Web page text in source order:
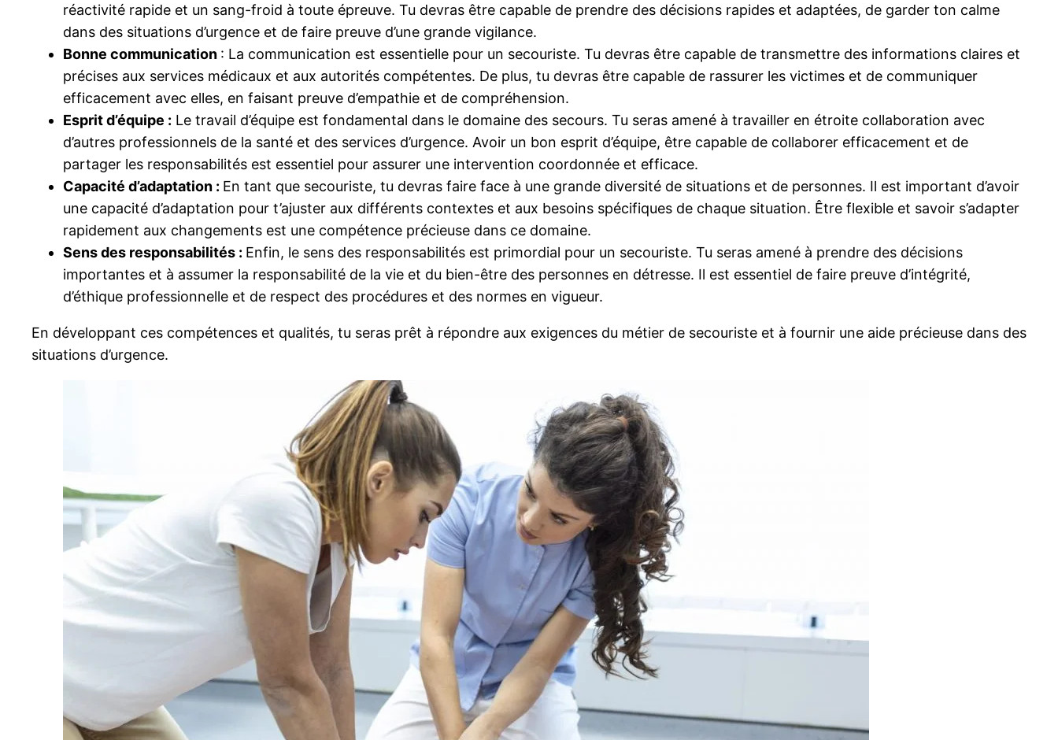
réactivité rapide et un sang-froid à toute épreuve. Tu devras être capable de prendre des décisions rapides et adaptées, de garder ton calme
dans des situations d’urgence et de faire preuve d’une grande vigilance.
Bonne communication : La communication est essentielle pour un secouriste. Tu devras être capable de transmettre des informations claires et
précises aux services médicaux et aux autorités compétentes. De plus, tu devras être capable de rassurer les victimes et de communiquer
efficacement avec elles, en faisant preuve d’empathie et de compréhension.
Esprit d’équipe : Le travail d’équipe est fondamental dans le domaine des secours. Tu seras amené à travailler en étroite collaboration avec
d’autres professionnels de la santé et des services d’urgence. Avoir un bon esprit d’équipe, être capable de collaborer efficacement et de
partager les responsabilités est essentiel pour assurer une intervention coordonnée et efficace.
Capacité d’adaptation : En tant que secouriste, tu devras faire face à une grande diversité de situations et de personnes. Il est important d’avoir
une capacité d’adaptation pour t’ajuster aux différents contextes et aux besoins spécifiques de chaque situation. Être flexible et savoir s’adapter
rapidement aux changements est une compétence précieuse dans ce domaine.
Sens des responsabilités : Enfin, le sens des responsabilités est primordial pour un secouriste. Tu seras amené à prendre des décisions
importantes et à assumer la responsabilité de la vie et du bien-être des personnes en détresse. Il est essentiel de faire preuve d’intégrité,
d’éthique professionnelle et de respect des procédures et des normes en vigueur.
En développant ces compétences et qualités, tu seras prêt à répondre aux exigences du métier de secouriste et à fournir une aide précieuse dans des
situations d’urgence.